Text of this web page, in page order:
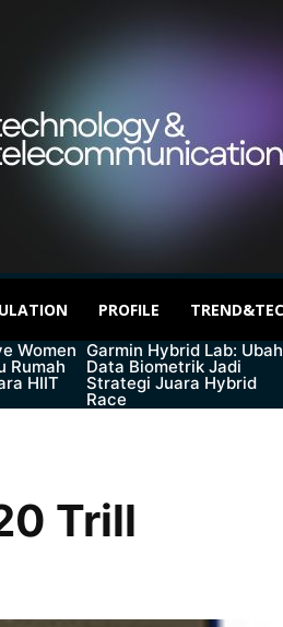
PROFILE
Women
Rumah
HIIT
Garmin Hybrid Lab: Ubah
Data Biometrik Jadi
Strategi Juara Hybrid
Race
Trill